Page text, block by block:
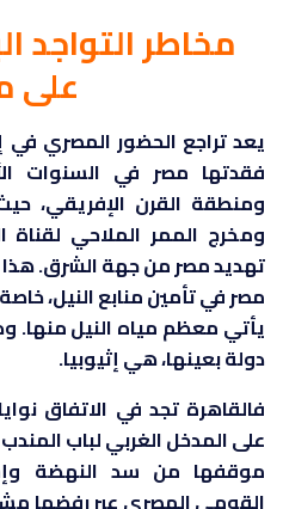
مخاطر التواجد
على
يعد تراجع الحضور المصري في
فقدتها مصر في السنوات
ومنطقة القرن الإفريقي،
ومخرج الممر الملاحي
تهديد مصر من جهة الشرق. هذا
مصر في تأمين منابع النيل،
يأتي معظم مياه النيل منها.
دولة بعينها، هي إثيوبيا.
فالقاهرة تجد في الاتفاق
على المدخل الغربي لباب
موقفها من سد النهضة
القومي المصري عبر رفضها